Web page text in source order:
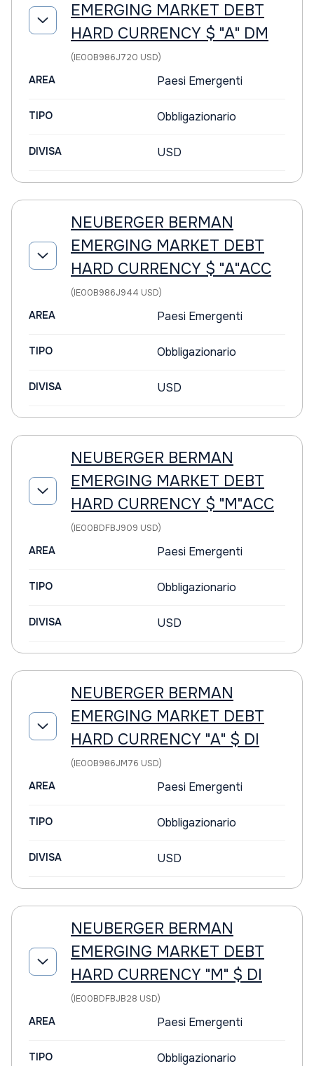
EMERGING MARKET DEBT
HARD CURRENCY $ "A" DM
(IE00B986J720 USD)
AREA Paesi Emergenti
TIPO Obbligazionario
DIVISA USD
NEUBERGER BERMAN
EMERGING MARKET DEBT
HARD CURRENCY $ "A"ACC
(IE00B986J944 USD)
AREA Paesi Emergenti
TIPO Obbligazionario
DIVISA USD
NEUBERGER BERMAN
EMERGING MARKET DEBT
HARD CURRENCY $ "M"ACC
(IE00BDFBJ909 USD)
AREA Paesi Emergenti
TIPO Obbligazionario
DIVISA USD
NEUBERGER BERMAN
EMERGING MARKET DEBT
HARD CURRENCY "A" $ DI
(IE00B986JM76 USD)
AREA Paesi Emergenti
TIPO Obbligazionario
DIVISA USD
NEUBERGER BERMAN
EMERGING MARKET DEBT
HARD CURRENCY "M" $ DI
(IE00BDFBJB28 USD)
AREA Paesi Emergenti
TIPO Obbligazionario